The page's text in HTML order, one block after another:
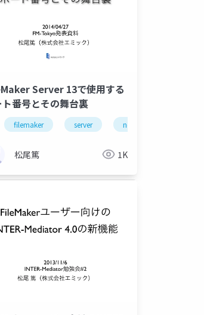
Server 13で使用する
ト番号とその舞台裏
filemaker server network
松尾篤 1K